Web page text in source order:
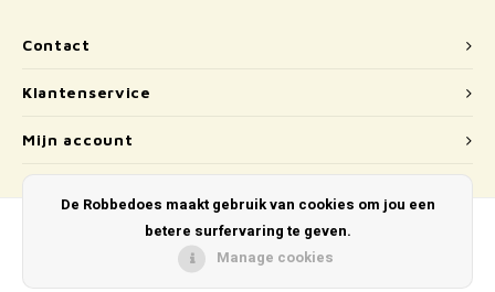
Contact
Klantenservice
Mijn account
© Copyright 2026 De Robbedoes - Powered byLightspeed
De Robbedoes maakt gebruik van cookies om jou een
betere surfervaring te geven.
Manage cookies